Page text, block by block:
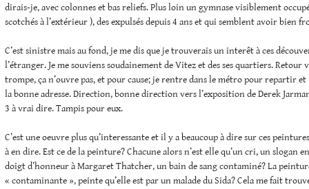
dirais-je, avec colonnes et bas reliefs. Plus loin un gymnase visiblement
scotchés à l’extérieur ), des expulsés depuis 4 ans et qui semblent avoir bien
C’est sinistre mais au fond, je me dis que je trouverais un interêt à ces
l’étranger. Je me souviens soudainement de Vitez et des ses quartiers. Retour
trompe, ça n’ouvre pas, et pour cause; je rentre dans le métro pour repartir et
la bonne adresse. Direction, bonne direction vers l’exposition de Derek
3 à vrai dire. Tampis pour eux.
C’est une oeuvre plus qu’interessante et il y a beaucoup à dire sur ces
à en dire. Est ce de la peinture? Chacune alors n’est elle qu’un cri, un slogan
doigt d’honneur à Margaret Thatcher, un bain de sang contaminé? La
« contaminante », peinte qu’elle est par un malade du Sida? Cela me fait